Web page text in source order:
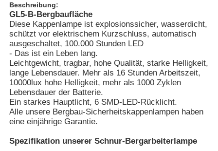
Startseite
Produkte
VR Show
Über uns
Beschreibung:
GL5-B-Bergbaufläche
Diese Kappenlampe ist explosionssicher, wasserdicht,
schützt vor elektrischem Kurzschluss, automatisch
ausgeschaltet, 100.000 Stunden LED
- Das ist ein Leben lang.
Leichtgewicht, tragbar, hohe Qualität, starke Helligkeit,
lange Lebensdauer. Mehr als 16 Stunden Arbeitszeit,
10000lux hohe Helligkeit, mehr als 1000 Zyklen
Lebensdauer der Batterie.
Ein starkes Hauptlicht, 6 SMD-LED-Rücklicht.
Alle unsere Bergbau-Sicherheitskappenlampen haben
eine einjährige Garantie.
Spezifikation unserer Schnur-Bergarbeiterlampe